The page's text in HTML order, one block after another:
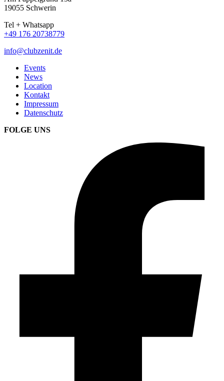
19055 Schwerin
Tel + Whatsapp
+49 176 20738779
info@clubzenit.de
Events
News
Location
Kontakt
Impressum
Datenschutz
FOLGE UNS